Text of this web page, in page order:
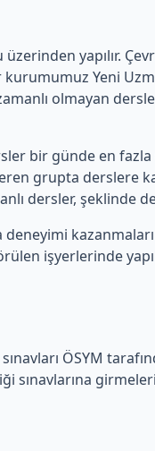
yapılır.
Yeni
olmayan
bir günde en
grupta derslere
dersler, şeklinde
deneyimi
işyerlerinde
ÖSYM
sınavlarına